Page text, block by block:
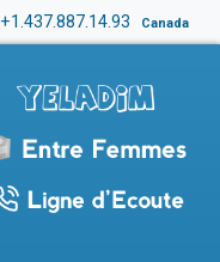
+1.437.887.14.93 Canada